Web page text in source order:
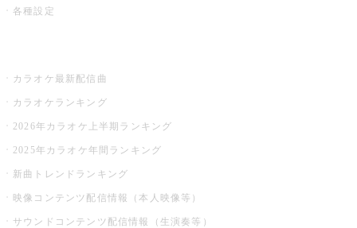
各種設定
カラオケ最新配信曲
カラオケランキング
2026年カラオケ上半期ランキング
2025年カラオケ年間ランキング
新曲トレンドランキング
映像コンテンツ配信情報（本人映像等）
サウンドコンテンツ配信情報（生演奏等）